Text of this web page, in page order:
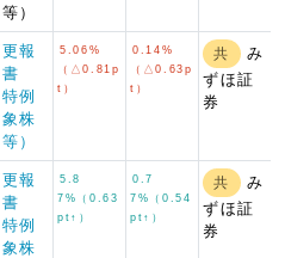
）
報
特例
株
）
5.06%
（△0.81p
t）
0.14%
（△0.63p
t）
共
み
ずほ証
券
報
特例
株
5.8
7%（0.63
pt↑）
0.7
7%（0.54
pt↑）
共
み
ずほ証
券